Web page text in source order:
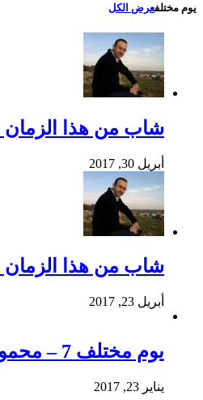
يوم مختلفعرض الكل
شاب من هذا الزمان 2-2
أبريل 30, 2017
شاب من هذا الزمان 1-2
أبريل 23, 2017
يوم مختلف 7 – محمود عيسى
يناير 23, 2017